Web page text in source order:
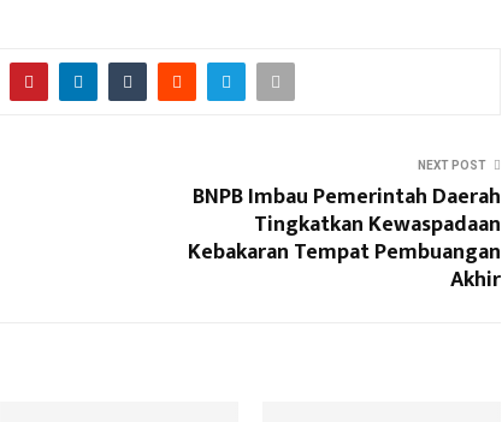
NEXT POST
BNPB Imbau Pemerintah Daerah
Tingkatkan Kewaspadaan
Kebakaran Tempat Pembuangan
Akhir